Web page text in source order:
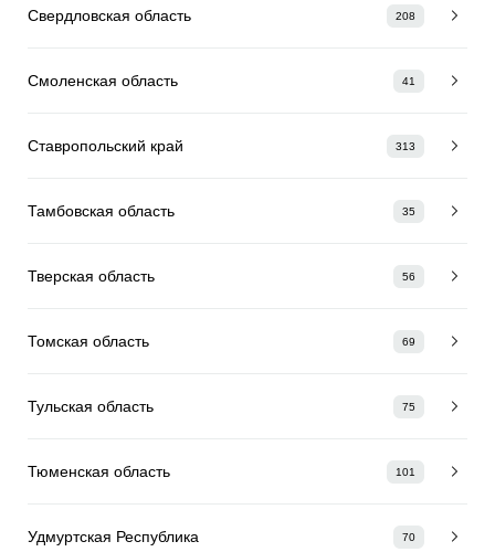
Свердловская область 208
Смоленская область 41
Ставропольский край 313
Тамбовская область 35
Тверская область 56
Томская область 69
Тульская область 75
Тюменская область 101
Удмуртская Республика 70